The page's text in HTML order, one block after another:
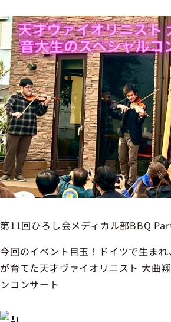
第11回ひろし会メディカル部BBQ
今回のイベント目玉！ドイツで生ま
が育てた天才ヴァイオリニスト 大曲
ンコンサート